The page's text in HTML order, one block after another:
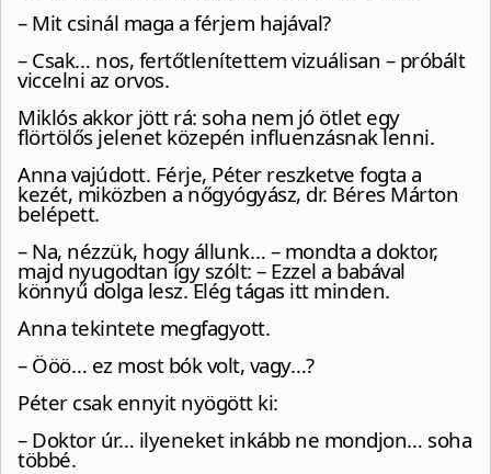
– Mit csinál maga a férjem hajával?
– Csak… nos, fertőtlenítettem vizuálisan – próbált
viccelni az orvos.
Miklós akkor jött rá: soha nem jó ötlet egy
flörtölős jelenet közepén influenzásnak lenni.
Anna vajúdott. Férje, Péter reszketve fogta a
kezét, miközben a nőgyógyász, dr. Béres Márton
belépett.
– Na, nézzük, hogy állunk… – mondta a doktor,
majd nyugodtan így szólt: – Ezzel a babával
könnyű dolga lesz. Elég tágas itt minden.
Anna tekintete megfagyott.
– Ööö… ez most bók volt, vagy…?
Péter csak ennyit nyögött ki:
– Doktor úr… ilyeneket inkább ne mondjon… soha
többé.